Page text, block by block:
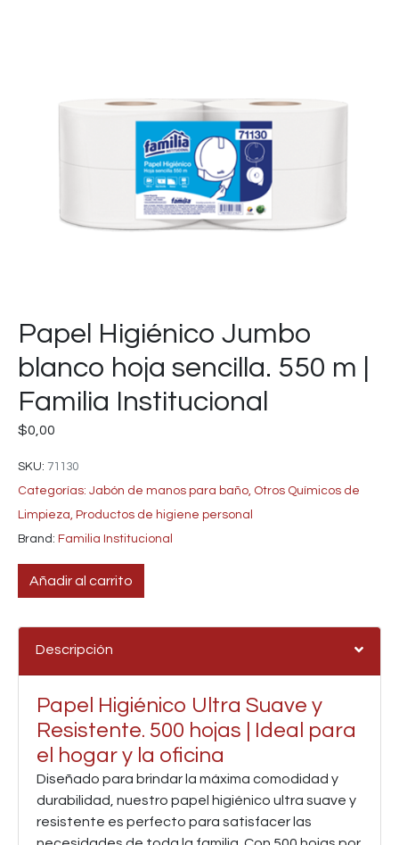
Papel Higiénico Jumbo
blanco hoja sencilla. 550 m |
Familia Institucional
$0,00
SKU: 71130
Categorías: Jabón de manos para baño, Otros Químicos de
Limpieza, Productos de higiene personal
Brand: Familia Institucional
Añadir al carrito
Descripción
Papel Higiénico Ultra Suave y
Resistente. 500 hojas | Ideal para
el hogar y la oficina
Diseñado para brindar la máxima comodidad y
durabilidad, nuestro papel higiénico ultra suave y
resistente es perfecto para satisfacer las